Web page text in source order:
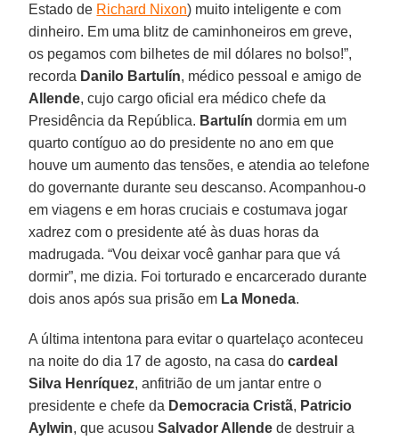
Estado de Richard Nixon) muito inteligente e com
dinheiro. Em uma blitz de caminhoneiros em greve,
os pegamos com bilhetes de mil dólares no bolso!”,
recorda Danilo Bartulín, médico pessoal e amigo de
Allende, cujo cargo oficial era médico chefe da
Presidência da República. Bartulín dormia em um
quarto contíguo ao do presidente no ano em que
houve um aumento das tensões, e atendia ao telefone
do governante durante seu descanso. Acompanhou-o
em viagens e em horas cruciais e costumava jogar
xadrez com o presidente até às duas horas da
madrugada. “Vou deixar você ganhar para que vá
dormir”, me dizia. Foi torturado e encarcerado durante
dois anos após sua prisão em La Moneda.
A última intentona para evitar o quartelaço aconteceu
na noite do dia 17 de agosto, na casa docardeal
Silva Henríquez, anfitrião de um jantar entre o
presidente e chefe da Democracia Cristã, Patricio
Aylwin, que acusouSalvador Allende de destruir a